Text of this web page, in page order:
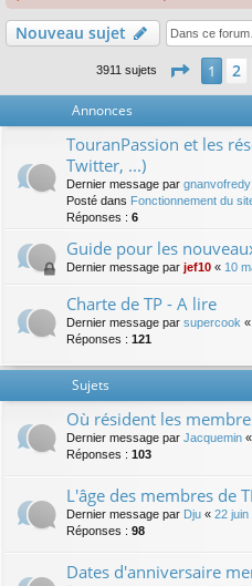
Nouveau sujet
3911 sujets Page 1
1 2
Annonces
TouranPassion et les
Twitter, ...)
Dernier message par gnanvofredy
Posté dans Fonctionnement du
Réponses : 6
Guide pour les
Dernier message par jef10 « 10
Charte de TP - A lire
Dernier message par supercook «
Réponses : 121
Sujets
Où résident les
Dernier message par Jacquemin «
Réponses : 103
L'âge des membres de
Dernier message par Dju « 22 juin
Réponses : 98
Dates d'anniversaire